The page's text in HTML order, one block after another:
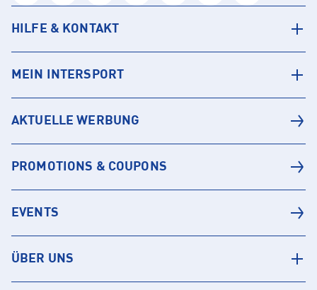
HILFE & KONTAKT
MEIN INTERSPORT
AKTUELLE WERBUNG
PROMOTIONS & COUPONS
EVENTS
ÜBER UNS